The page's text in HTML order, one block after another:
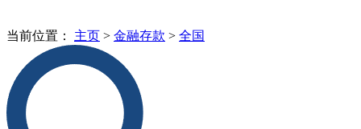
当前位置： 主页 > 金融存款 > 全国